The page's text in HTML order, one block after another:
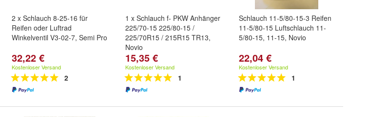
2 x Schlauch 8-25-16 für
Reifen oder Luftrad
Winkelventil V3-02-7, Semi Pro
32,22 €
Kostenloser Versand
2
1 x Schlauch f- PKW Anhänger
225/70-15 225/80-15 /
225/70R15 / 215R15 TR13,
Novio
15,35 €
Kostenloser Versand
1
Schlauch 11-5/80-15-3 Reifen
11-5/80-15 Luftschlauch 11-
5/80-15, 11-15, Novio
22,04 €
Kostenloser Versand
1